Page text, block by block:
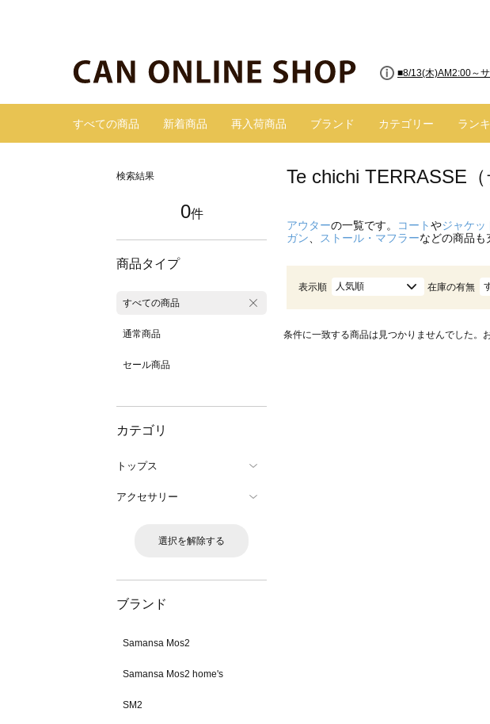
■8/13(木)AM2:00～
すべての商品 新着商品 再入荷商品 ブランド カテゴリー ラン
検索結果
0件
商品タイプ
すべての商品
通常商品
セール商品
カテゴリ
トップス
アクセサリー
選択を解除する
ブランド
Samansa Mos2
Samansa Mos2 home's
SM2
Te chichi TERRASSE
アウターの一覧です。 コートやジャケッ
ガン
ストール・マフラーなどの商品も
表示順 人気順 在庫の有無
条件に一致する商品は見つかりませんでした。